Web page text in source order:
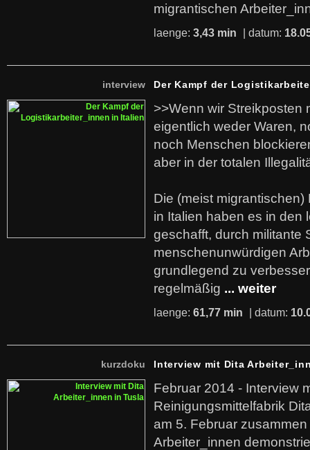
migrantischen
laenge: 3,43 min | datum:
interview Der Kampf der
>>Wenn wir Streikposten
eigentlich weder Waren,
noch Menschen
aber in der totalen
Die (meist
in Italien haben es in den
geschafft, durch militante
menschenunwürdigen
grundlegend zu
regelmäßig ... weiter
laenge: 61,77 min | datum:
kurzdoku Interview mit Dita
Februar 2014 - Interview
Reinigungsmittelfabrik
am 5. Februar
Arbeiter_innen